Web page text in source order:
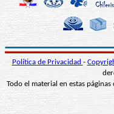
Política de Privacidad -
Todo el material en estas